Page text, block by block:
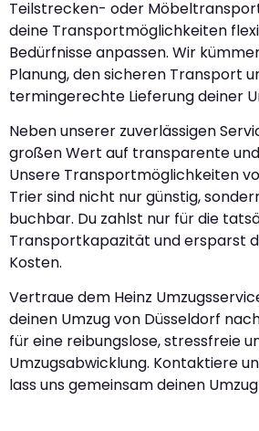
Teilstrecken- oder
deine Transportmöglichkeiten
Bedürfnisse anpassen. Wir
Planung, den sicheren Transport
termingerechte Lieferung deiner
Neben unserer zuverlässigen
großen Wert auf transparente
Unsere Transportmöglichkeiten
Trier sind nicht nur günstig,
buchbar. Du zahlst nur für die
Transportkapazität und ersparst
Kosten.
Vertraue dem Heinz
deinen Umzug von Düsseldorf
für eine reibungslose, stressfreie
Umzugsabwicklung. Kontaktiere
lass uns gemeinsam deinen